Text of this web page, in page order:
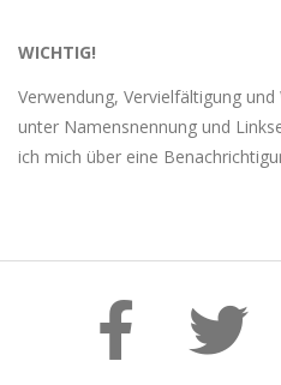
WICHTIG!
Verwendung, Vervielfältigung
unter Namensnennung und
ich mich über eine